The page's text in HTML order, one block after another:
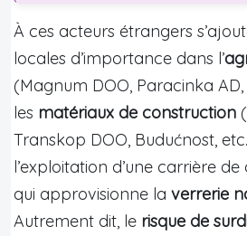
À ces acteurs étrangers
locales d’importance dans l’
(Magnum DOO, Paracinka AD,
les matériaux de construction
Transkop DOO, Budućnost,
l’exploitation d’une carrière
qui approvisionne la verrerie
Autrement dit, le risque de